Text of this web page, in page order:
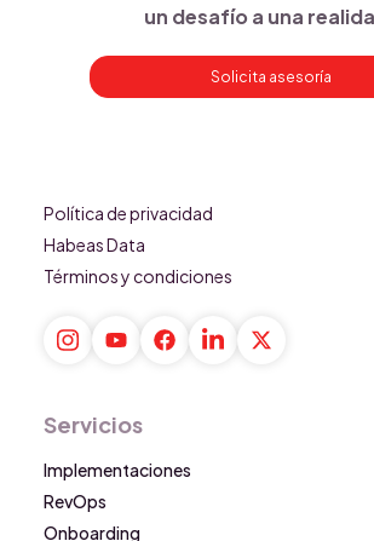
un desafío a una
Solicita asesoría
Política de privacidad
Habeas Data
Términos y condiciones
Servicios
Implementaciones
RevOps
Onboarding